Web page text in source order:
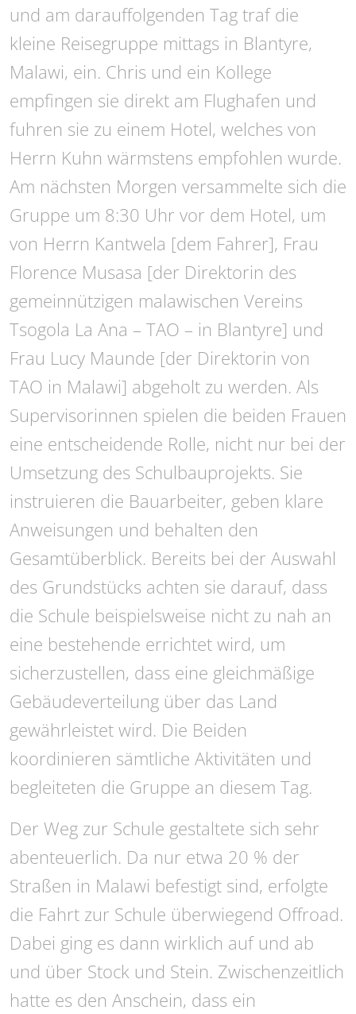
und am darauffolgenden Tag traf die
kleine Reisegruppe mittags in Blantyre,
Malawi, ein. Chris und ein Kollege
empfingen sie direkt am Flughafen und
fuhren sie zu einem Hotel, welches von
Herrn Kuhn wärmstens empfohlen wurde.
Am nächsten Morgen versammelte sich die
Gruppe um 8:30 Uhr vor dem Hotel, um
von Herrn Kantwela [dem Fahrer], Frau
Florence Musasa [der Direktorin des
gemeinnützigen malawischen Vereins
Tsogola La Ana – TAO – in Blantyre] und
Frau Lucy Maunde [der Direktorin von
TAO in Malawi] abgeholt zu werden. Als
Supervisorinnen spielen die beiden Frauen
eine entscheidende Rolle, nicht nur bei der
Umsetzung des Schulbauprojekts. Sie
instruieren die Bauarbeiter, geben klare
Anweisungen und behalten den
Gesamtüberblick. Bereits bei der Auswahl
des Grundstücks achten sie darauf, dass
die Schule beispielsweise nicht zu nah an
eine bestehende errichtet wird, um
sicherzustellen, dass eine gleichmäßige
Gebäudeverteilung über das Land
gewährleistet wird. Die Beiden
koordinieren sämtliche Aktivitäten und
begleiteten die Gruppe an diesem Tag.
Der Weg zur Schule gestaltete sich sehr
abenteuerlich. Da nur etwa 20 % der
Straßen in Malawi befestigt sind, erfolgte
die Fahrt zur Schule überwiegend Offroad.
Dabei ging es dann wirklich auf und ab
und über Stock und Stein. Zwischenzeitlich
hatte es den Anschein, dass ein